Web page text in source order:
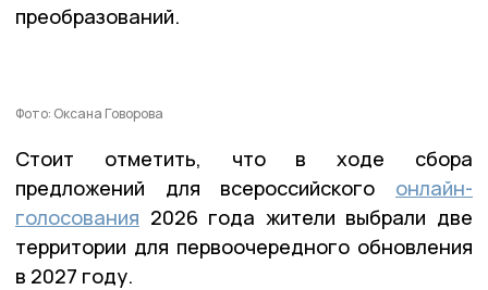
преобразований.
Фото: Оксана Говорова
Стоит отметить, что в ходе сбора
предложений для всероссийского онлайн-
голосования 2026 года жители выбрали две
территории для первоочередного обновления
в 2027 году.